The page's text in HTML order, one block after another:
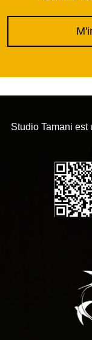
Studio Tamani est